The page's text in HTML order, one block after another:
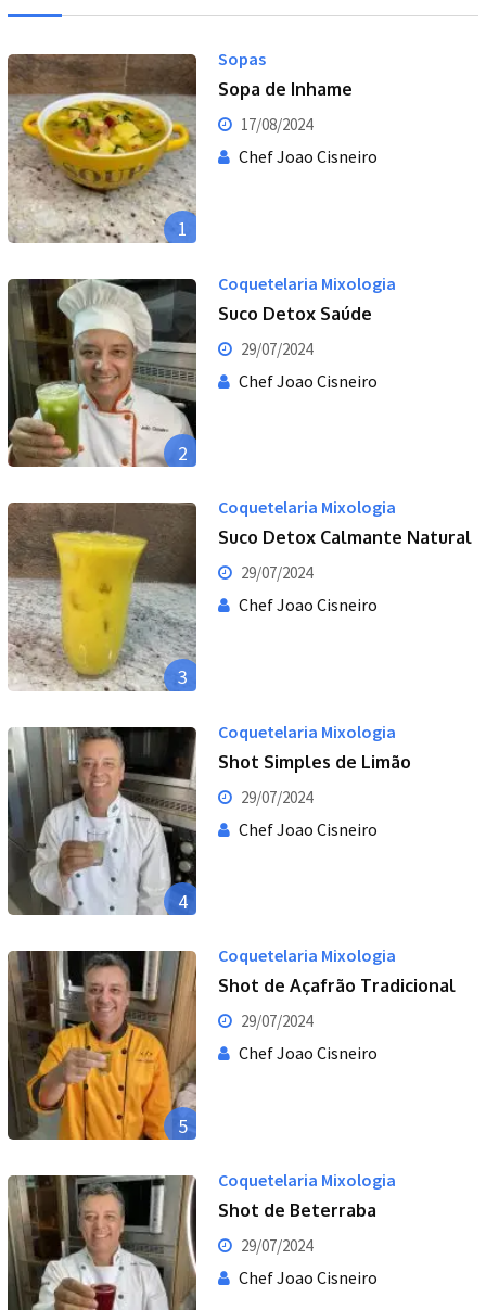
1
Sopas
Sopa de Inhame
17/08/2024
Chef Joao Cisneiro
2
Coquetelaria Mixologia
Suco Detox Saúde
29/07/2024
Chef Joao Cisneiro
3
Coquetelaria Mixologia
Suco Detox Calmante Natural
29/07/2024
Chef Joao Cisneiro
4
Coquetelaria Mixologia
Shot Simples de Limão
29/07/2024
Chef Joao Cisneiro
5
Coquetelaria Mixologia
Shot de Açafrão Tradicional
29/07/2024
Chef Joao Cisneiro
Coquetelaria Mixologia
Shot de Beterraba
29/07/2024
Chef Joao Cisneiro